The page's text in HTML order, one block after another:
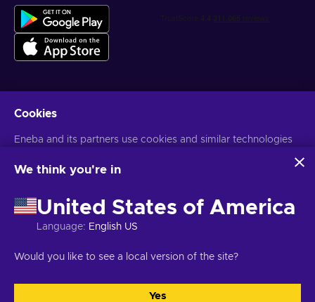
获得个性化的游戏优惠
订阅
您可以随时取消订阅。访问
语言 USD
Cookies
Eneba and its partners use cookies and similar technologies
website. We use this information to enhance content,
may also be used for ads personalization.
By clicking 'Accept all', you consent to the use of these
technologies by Eneba and its partners. You can adjust your
For more information on how Google uses your data, see
We think you're in
United States of America
Language: English US
Would you like to see a local version of the site?
Yes